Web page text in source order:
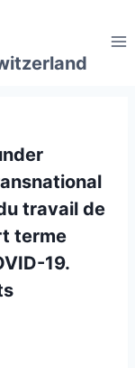
travail de
terme
19.